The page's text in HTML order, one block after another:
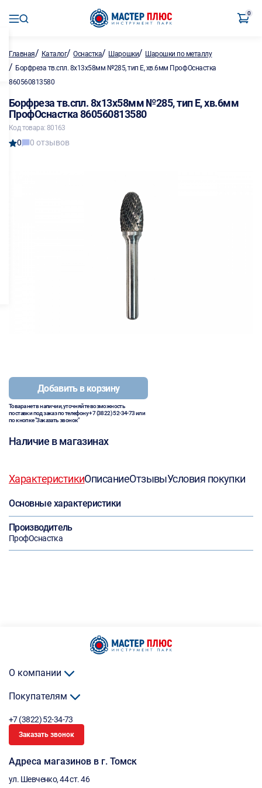
0
Главная/ Каталог/Оснастка/ Шарошки/ Шарошки по металлу
/ Борфреза тв.спл. 8х13х58мм №285, тип Е, хв.6мм ПрофОснастка
860560813580
Борфреза тв.спл. 8х13х58мм №285, тип Е, хв.6мм
ПрофОснастка 860560813580
Код товара: 80163
0 0 отзывов
Добавить в корзину
Товара нет в наличии, уточняйте возможность
поставки под заказ по телефону+7 (3822) 52-34-73или
по кнопке "Заказать звонок"
Наличие в магазинах
ХарактеристикиОписаниеОтзывыУсловия покупки
Основные характеристики
Производитель
ПрофОснастка
О компании
Покупателям
+7 (3822) 52-34-73
Заказать звонок
Адреса магазинов в г. Томск
ул. Шевченко, 44 ст. 46